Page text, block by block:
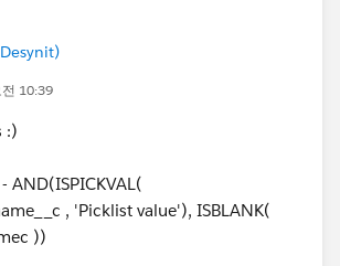
10:39
:)
AND(ISPICKVAL(
, 'Picklist value'), ISBLANK(
))